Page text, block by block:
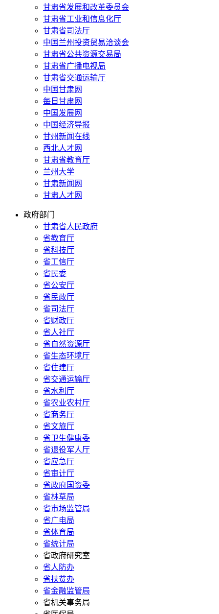
甘肃省发展和改革委员会
甘肃省工业和信息化厅
甘肃省司法厅
中国兰州投资贸易洽谈会
甘肃省公共资源交易局
甘肃省广播电视局
甘肃省交通运输厅
中国甘肃网
每日甘肃网
中国发展网
中国经济导报
甘州新闻在线
西北人才网
甘肃省教育厅
兰州大学
甘肃新闻网
甘肃人才网
政府部门
甘肃省人民政府
省教育厅
省科技厅
省工信厅
省民委
省公安厅
省民政厅
省司法厅
省财政厅
省人社厅
省自然资源厅
省生态环境厅
省住建厅
省交通运输厅
省水利厅
省农业农村厅
省商务厅
省文旅厅
省卫生健康委
省退役军人厅
省应急厅
省审计厅
省政府国资委
省林草局
省市场监管局
省广电局
省体育局
省统计局
省政府研究室
省人防办
省扶贫办
省金融监管局
省机关事务局